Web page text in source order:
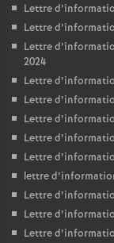
Lettre
Lettre
Lettre
2024
Lettre
Lettre
Lettre
Lettre
Lettre
lettre
Lettre
Lettre
Lettre